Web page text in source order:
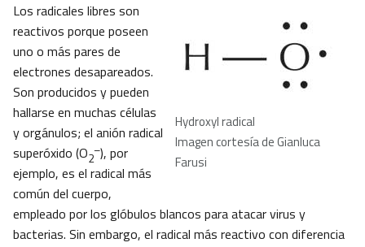
Hydroxyl radical
Imagen cortesía de Gianluca
Farusi
Los radicales libres son
reactivos porque poseen
uno o más pares de
electrones desapareados.
Son producidos y pueden
hallarse en muchas células
y orgánulos; el anión radical
superóxido (O2
–), por
ejemplo, es el radical más
común del cuerpo,
empleado por los glóbulos blancos para atacar virus y
bacterias. Sin embargo, el radical más reactivo con diferencia